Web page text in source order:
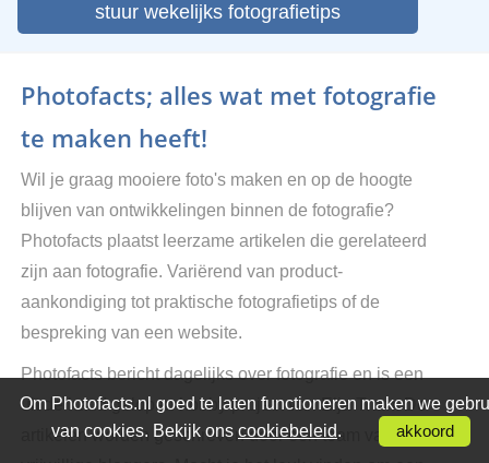
stuur wekelijks fotografietips
Photofacts; alles wat met fotografie
te maken heeft!
Wil je graag mooiere foto's maken en op de hoogte
blijven van ontwikkelingen binnen de fotografie?
Photofacts plaatst leerzame artikelen die gerelateerd
zijn aan fotografie. Variërend van product-
aankondiging tot praktische fotografietips of de
bespreking van een website.
Photofacts bericht dagelijks over fotografie en is een
uit de hand gelopen hobby project van Elja Trum. De
artikelen worden geschreven door een team van
Om Photofacts.nl goed te laten functioneren maken we
van cookies. Bekijk ons cookiebeleid. akkoord